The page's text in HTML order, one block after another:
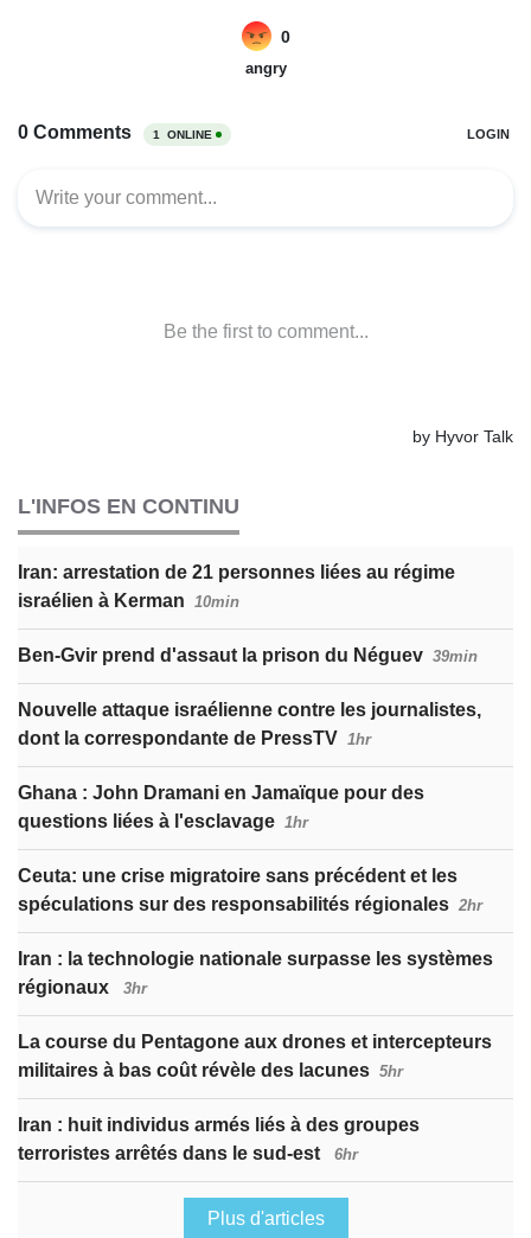
L'INFOS EN CONTINU
Iran: arrestation de 21 personnes liées au régime
israélien à Kerman 10min
Ben-Gvir prend d'assaut la prison du Néguev 39min
Nouvelle attaque israélienne contre les journalistes,
dont la correspondante de PressTV 1hr
Ghana : John Dramani en Jamaïque pour des
questions liées à l'esclavage 1hr
Ceuta: une crise migratoire sans précédent et les
spéculations sur des responsabilités régionales 2hr
Iran : la technologie nationale surpasse les systèmes
régionaux
3hr
La course du Pentagone aux drones et intercepteurs
militaires à bas coût révèle des lacunes 5hr
Iran : huit individus armés liés à des groupes
terroristes arrêtés dans le sud-est
6hr
Plus d'articles